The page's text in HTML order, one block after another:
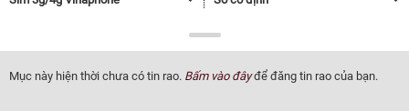
Tất cả
Mục này hiện thời chưa có tin rao. Bấm vào đâyđể đăng tin rao của bạn.